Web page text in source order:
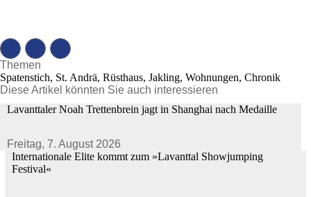
Themen
Spatenstich, St. Andrä, Rüsthaus, Jakling, Wohnungen, Chronik
Diese Artikel könnten Sie auch interessieren
Lavanttaler Noah Trettenbrein jagt in Shanghai nach Medaille
Freitag, 7. August 2026
Internationale Elite kommt zum »Lavanttal Showjumping
Festival«